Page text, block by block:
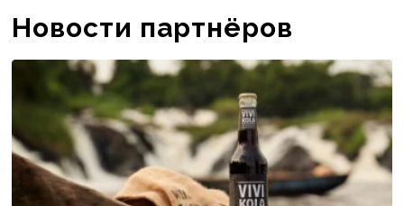
Новости партнёров